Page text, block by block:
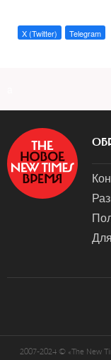
X (Twitter) Telegram
2007-2024 © «The New